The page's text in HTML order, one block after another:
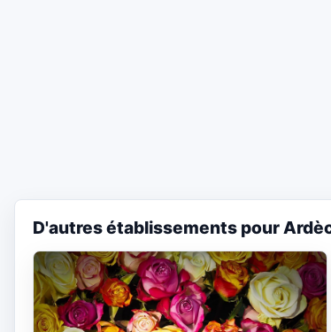
D'autres établissements pour